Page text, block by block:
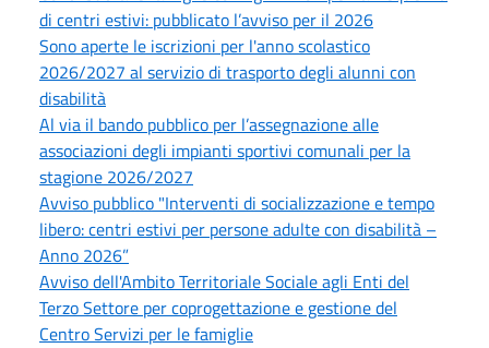
di centri estivi: pubblicato l’avviso per il 2026
Sono aperte le iscrizioni per l'anno scolastico
2026/2027 al servizio di trasporto degli alunni con
disabilità
Al via il bando pubblico per l’assegnazione alle
associazioni degli impianti sportivi comunali per la
stagione 2026/2027
Avviso pubblico "Interventi di socializzazione e tempo
libero: centri estivi per persone adulte con disabilità –
Anno 2026”
Avviso dell'Ambito Territoriale Sociale agli Enti del
Terzo Settore per coprogettazione e gestione del
Centro Servizi per le famiglie